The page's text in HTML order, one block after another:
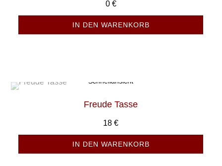
0 €
IN DEN WARENKORB
Schnellansicht
Freude Tasse
18€
IN DEN WARENKORB